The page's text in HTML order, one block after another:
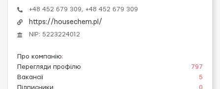
+48 452 679 309, +48 452 679 309
https://housechem.pl/
NIP: 5223224012
Про компанію:
Перегляди профілю
797
Вакансії
5
Підписники
0